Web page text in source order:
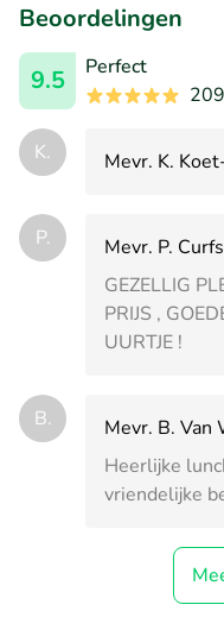
Beoordelingen
9.5
Perfect
K. Mevr. K.
P.
Mevr. P. Curfs
GEZELLIG
PRIJS ,
UURTJE !
B.
Mevr. B. Van
Heerlijke
vriendelijke